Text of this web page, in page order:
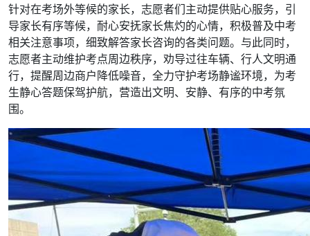
针对在考场外等候的家长，志愿者们主动提供贴心服务，引
导家长有序等候，耐心安抚家长焦灼的心情，积极普及中考
相关注意事项，细致解答家长咨询的各类问题。与此同时，
志愿者主动维护考点周边秩序，劝导过往车辆、行人文明通
行，提醒周边商户降低噪音，全力守护考场静谧环境，为考
生静心答题保驾护航，营造出文明、安静、有序的中考氛
围。